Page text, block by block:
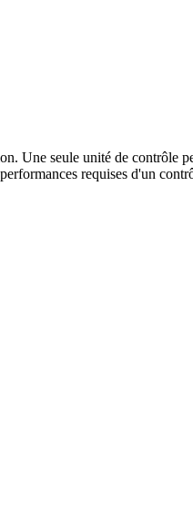
Une seule unité de contrôle
requises d'un